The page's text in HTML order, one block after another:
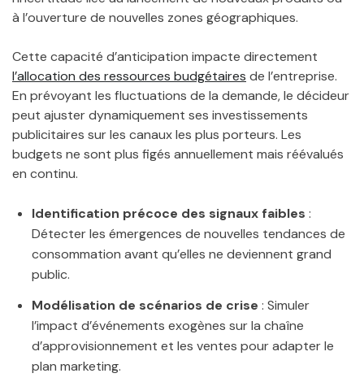
à l’ouverture de nouvelles zones géographiques.
Cette capacité d’anticipation impacte directement
l’allocation des ressources budgétaires de l’entreprise.
En prévoyant les fluctuations de la demande, le décideur
peut ajuster dynamiquement ses investissements
publicitaires sur les canaux les plus porteurs. Les
budgets ne sont plus figés annuellement mais réévalués
en continu.
Identification précoce des signaux faibles :
Détecter les émergences de nouvelles tendances de
consommation avant qu’elles ne deviennent grand
public.
Modélisation de scénarios de crise : Simuler
l’impact d’événements exogènes sur la chaîne
d’approvisionnement et les ventes pour adapter le
plan marketing.